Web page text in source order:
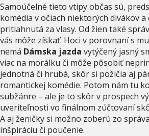
Samoúčelné tieto vtipy občas sú,
komédia v očiach niektorých divákov
pritiahnutá za vlasy. Od žien také
vás môže získať. Hoci v porovnaní s
nemá Dámska jazda vytýčený jasný
viac na morálku či môže pôsobiť
jednotná či hrubá, skôr si požičia aj
romantickej komédie. Potom nám tu
subžánre – ale je to skôr v prospech
uveriteľnosti vo finálnom zúčtovaní
A aj ženičky si možno zoberú zo
inšpiráciu či poučenie.